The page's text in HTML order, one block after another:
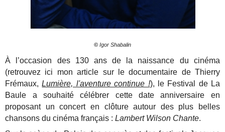
© Igor Shabalin
À l’occasion des 130 ans de la naissance du cinéma
(retrouvez ici mon article sur le documentaire de Thierry
Frémaux,Lumière, l'aventure continue !), le Festival de La
Baule a souhaité célébrer cette date anniversaire en
proposant un concert en clôture autour des plus belles
chansons du cinéma français :Lambert Wilson Chante.